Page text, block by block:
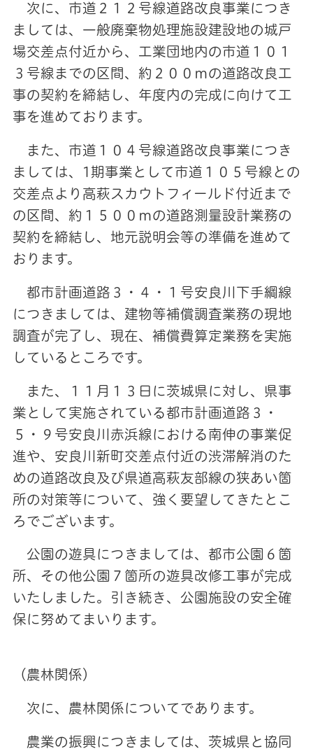
次に、市道２１２号線道路改良事業につき
ましては、一般廃棄物処理施設建設地の城戸
場交差点付近から、工業団地内の市道１０１
３号線までの区間、約２００ｍの道路改良工
事の契約を締結し、年度内の完成に向けて工
事を進めております。
また、市道１０４号線道路改良事業につき
ましては、1期事業として市道１０５号線との
交差点より高萩スカウトフィールド付近まで
の区間、約１５００ｍの道路測量設計業務の
契約を締結し、地元説明会等の準備を進めて
おります。
都市計画道路３・４・１号安良川下手綱線
につきましては、建物等補償調査業務の現地
調査が完了し、現在、補償費算定業務を実施
しているところです。
また、１１月１３日に茨城県に対し、県事
業として実施されている都市計画道路３・
５・９号安良川赤浜線における南伸の事業促
進や、安良川新町交差点付近の渋滞解消のた
めの道路改良及び県道高萩友部線の狭あい箇
所の対策等について、強く要望してきたとこ
ろでございます。
公園の遊具につきましては、都市公園６箇
所、その他公園７箇所の遊具改修工事が完成
いたしました。引き続き、公園施設の安全確
保に努めてまいります。
（農林関係）
次に、農林関係についてであります。
農業の振興につきましては、茨城県と協同